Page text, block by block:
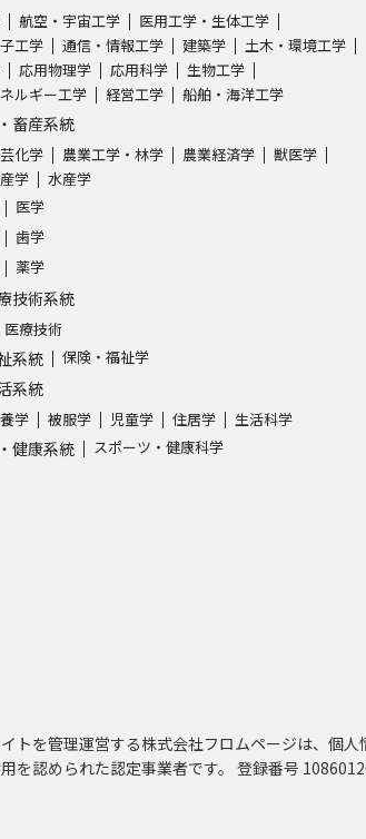
航空・宇宙工学
医用工学・生体工学
工学
通信・情報工学 建築学
土木・環境工学
応用物理学 応用科学
生物工学
ルギー工学
経営工学 船舶・海洋工学
畜産系統
化学 農業工学・林学 農業経済学
獣医学
学
水産学
医学
歯学
薬学
技術系統
医療技術
系統 保険・福祉学
系統
学 被服学 児童学 住居学 生活科学
健康系統 スポーツ・健康科学
トを管理運営する株式会社フロムページは、個
を認められた認定事業者です。 登録番号